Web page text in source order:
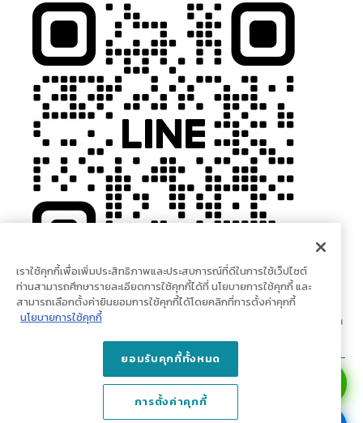
© Copyright 2023 doodeco.com. All Rights Reserved.
บริษัท เน็กซเตอร์ ลีฟวิ่ง จำกัด (สำนักงานใหญ่) เลขที่ 1 ถนนปูนซิเมนต์ไทย แขวง
เราใช้คุกกี้เพื่อเพิ่มประสิทธิภาพและประสบการณ์ที่ดีในการใช้เว็ปไซต์
ท่านสามารถศึกษารายละเอียดการใช้คุกกี้ได้ที่ นโยบายการใช้คุกกี้ และ
สามารถเลือกตั้งค่ายินยอมการใช้คุกกี้ได้โดยคลิกที่การตั้งค่าคุกกี้
นโยบายการใช้คุกกี้
ยอมรับคุกกี้ทั้งหมด
การตั้งค่าคุกกี้